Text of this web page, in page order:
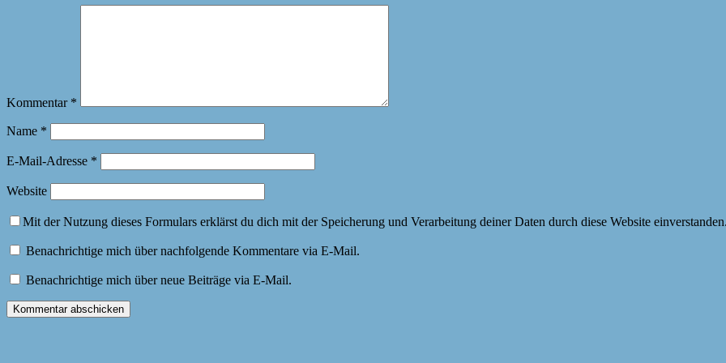
Kommentar *
Name *
E-Mail-Adresse *
Website
Mit der Nutzung dieses Formulars erklärst du dich mit der Speicherung und Verarbeitung deiner Daten durch diese Website
Benachrichtige mich über nachfolgende Kommentare via E-Mail.
Benachrichtige mich über neue Beiträge via E-Mail.